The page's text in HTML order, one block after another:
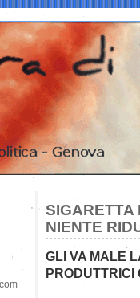
SIGARETTA
NIENTE
GLI VA MALE
PRODUTTRICI